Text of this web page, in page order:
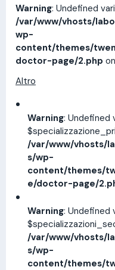
Warning: Undefined
/var/www/vhosts/
wp-
content/themes/
doctor-page/2.php
Altro
Warning: Undefined
/var/www/vhosts/
s/wp-
content/themes/
e/doctor-page/
Warning: Undefined
/var/www/vhosts/
s/wp-
content/themes/